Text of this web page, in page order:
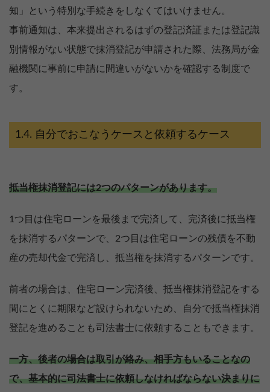
知」という特別な手続きをしなくてはいけません。
事前通知は、本来提出されるはずの登記済証または登記識
別情報がない状態で抹消登記が申請された際、法務局が金
融機関に事前に申請に間違いがないかを確認する制度で
す。
自分でおこなうケースと依頼するケース
抵当権抹消登記には2つのパターンがあります。
1つ目は住宅ローンを最後まで完済して、完済後に抵当権
を抹消するパターンで、2つ目は住宅ローンの残債を不動
産の売却代金で完済し、抵当権を抹消するパターンです。
前者の場合は、住宅ローン完済後、抵当権抹消登記をする
間にとくに期限など設けられないため、自分で抵当権抹消
登記を進めることも司法書士に依頼することもできます。
一方、後者の場合は取引が絡み、相手方もいることなの
で、基本的に司法書士に依頼しなければならない決まりに